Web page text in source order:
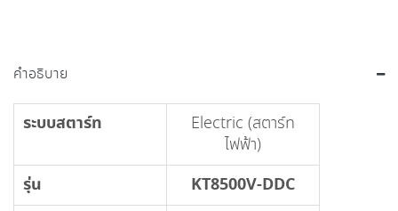
คำอธิบาย
ระบบสตาร์ท
Electric (สตาร์ท
ไฟฟ้า)
รุ่น
KT8500V-DDC